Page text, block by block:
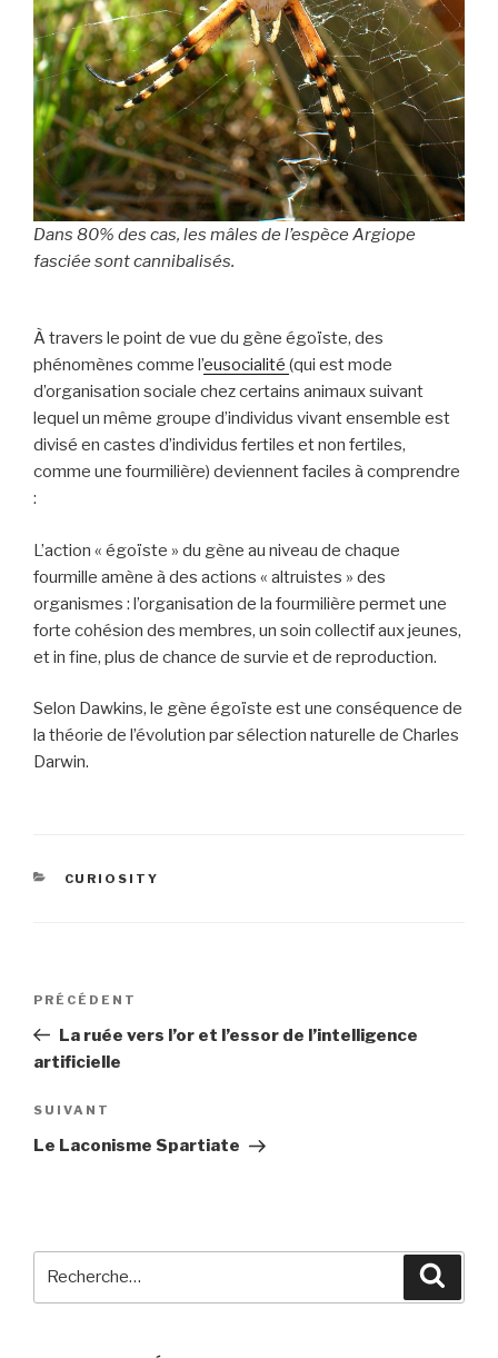
Dans 80% des cas, les mâles de l’espèce Argiope
fasciée sont cannibalisés.
À travers le point de vue du gène égoïste, des
phénomènes comme l’eusocialité (qui est mode
d’organisation sociale chez certains animaux suivant
lequel un même groupe d’individus vivant ensemble est
divisé en castes d’individus fertiles et non fertiles,
comme une fourmilière) deviennent faciles à comprendre
:
L’action « égoïste » du gène au niveau de chaque
fourmille amène à des actions « altruistes » des
organismes : l’organisation de la fourmilière permet une
forte cohésion des membres, un soin collectif aux jeunes,
et in fine, plus de chance de survie et de reproduction.
Selon Dawkins, le gène égoïste est une conséquence de
la théorie de l’évolution par sélection naturelle de Charles
Darwin.
CATÉGORIES
CURIOSITY
Navigation
l’article
Article
précédent
PRÉCÉDENT
La ruée vers l’or et l’essor de l’intelligence
artificielle
Article
suivant
SUIVANT
Le Laconisme Spartiate